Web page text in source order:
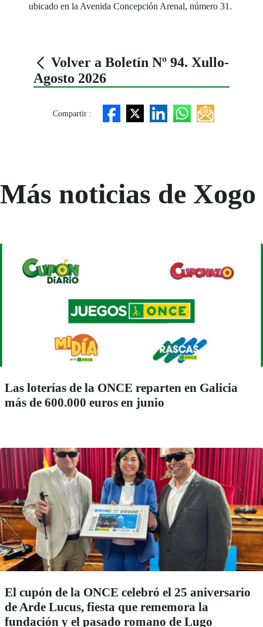
ubicado en la Avenida Concepción Arenal, número 31.
Volver a Boletín Nº 94. Xullo-
Agosto 2026
Compartir :
Más noticias de Xogo
Las loterías de la ONCE reparten en Galicia
más de 600.000 euros en junio
El cupón de la ONCE celebró el 25 aniversario
de Arde Lucus, fiesta que rememora la
fundación y el pasado romano de Lugo